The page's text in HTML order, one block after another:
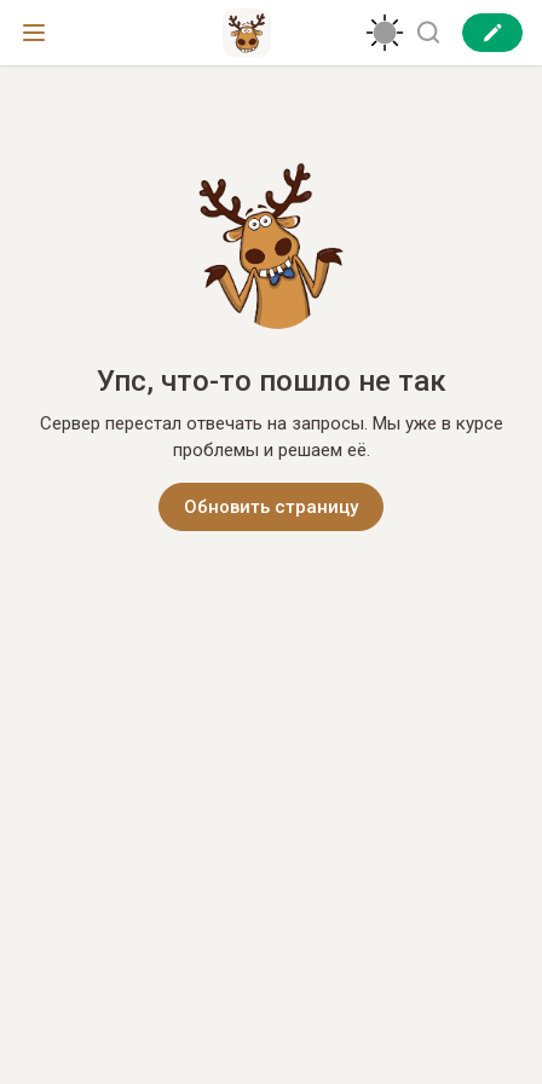
Упс, что-то пошло не так
Сервер перестал отвечать на запросы. Мы уже в курсе
проблемы и решаем её.
Обновить страницу